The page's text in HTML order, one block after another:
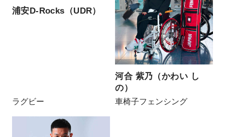
浦安D-Rocks（UDR）
ラグビー
河合 紫乃（かわい し
の）
車椅子フェンシング